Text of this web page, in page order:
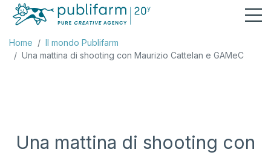
Home
Il mondo Publifarm
Una mattina di shooting con Maurizio Cattelan e GAMeC
Una mattina di shooting con